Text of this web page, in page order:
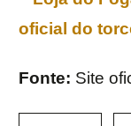
Fonte: Site